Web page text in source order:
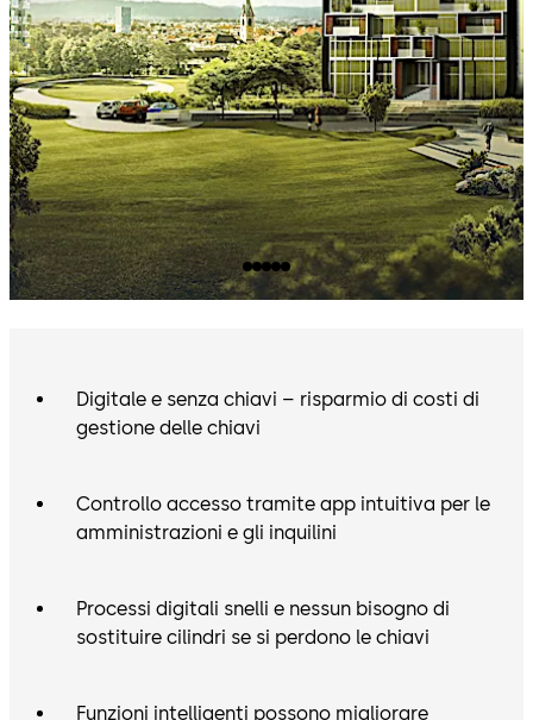
Digitale e senza chiavi – risparmio di costi di
gestione delle chiavi
Controllo accesso tramite app intuitiva per le
amministrazioni e gli inquilini
Processi digitali snelli e nessun bisogno di
sostituire cilindri se si perdono le chiavi
Funzioni intelligenti possono migliorare